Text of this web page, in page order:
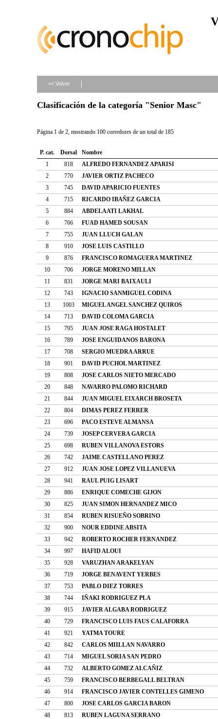
<< Volver
Clasificación de la categoría "Senior Masc"
Página 1 de 2, mostrando 100 corredores de un total de 185
P. cat. Dorsal
Nombre
1
818
ALFREDO FERNANDEZ APARISI
2
770
JAVIER ORTIZ PACHECO
3
745
DAVID APARICIO FUENTES
4
715
RICARDO IBAÑEZ GARCIA
5
884
ABDELAATI LAKHAL
6
766
FUAD HAMED SOUSAN
7
755
JUAN LLUCH GALAN
8
910
JOSE LUIS CASTILLO
9
876
FRANCISCO ROMAGUERA MARTINEZ
10
706
JORGE MORENO MILLAN
11
831
JORGE MARI BAIXAULI
12
743
IGNACIO SANMIGUEL CODINA
13
1003
MIGUEL ANGEL SANCHEZ QUIROS
14
713
DAVID COLOMA GARCIA
15
795
JUAN JOSE RAGA HOSTALET
16
789
JOSE ENGUIDANOS BARONA
17
708
SERGIO MUEDRA ARRUE
18
901
DAVID PUCHOL MARTINEZ
19
808
JOSE CARLOS NIETO MERCADO
20
848
NAVARRO PALOMO RICHARD
21
844
JUAN MIGUEL EIXARCH BROSETA
22
804
DIMAS PEREZ FERRER
23
696
PACO ESTEVE ALMANSA
24
739
JOSEP CERVERA GARCIA
25
698
RUBEN VILLANOVA ESTORS
26
742
JAIME CASTELLANO PEREZ
27
912
JUAN JOSE LOPEZ VILLANUEVA
28
941
RAUL PUIG LISART
29
886
ENRIQUE COMECHE GIJON
30
825
JUAN SIMON HERNANDEZ MICO
31
854
RUBEN RISUEÑO SOBRINO
32
900
NOUR EDDINE ABSITA
33
942
ROBERTO ROCHER FERNANDEZ
34
997
HAFID ALOUI
35
928
VARUZHAN ARAKELYAN
36
719
JORGE BENAVENT YERBES
37
753
PABLO DIEZ TORRES
38
744
IÑAKI RODRIGUEZ PLA
39
915
JAVIER ALGABA RODRIGUEZ
40
729
FRANCISCO LUIS FAUS CALAFORRA
41
921
YATMA TOURE
42
842
CARLOS MIILLAN NAVARRO
43
714
MIGUEL SORIA SAN PEDRO
44
732
ALBERTO GOMEZ ALCAÑIZ
45
759
FRANCISCO BERBEGALL BELTRAN
46
914
FRANCISCO JAVIER CONTELLES GIMENO
47
800
JOSE CARLOS GARCIA BARON
48
813
RUBEN LAGUNA SERRANO